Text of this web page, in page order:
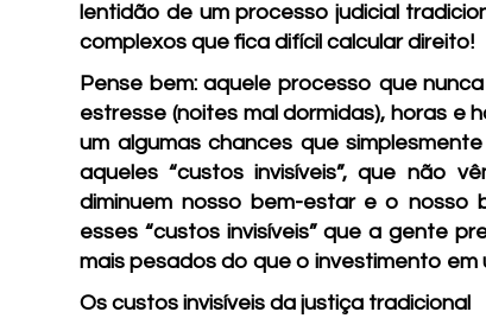
lentidão de um processo judicial
complexos que fica difícil calcular direito!
Pense bem: aquele processo que
estresse (noites mal dormidas), horas e
um algumas chances que
aqueles “custos invisíveis”, que não
diminuem nosso bem-estar e o nosso
esses “custos invisíveis” que a gente
mais pesados do que o investimento em
Os custos invisíveis da justiça tradicional